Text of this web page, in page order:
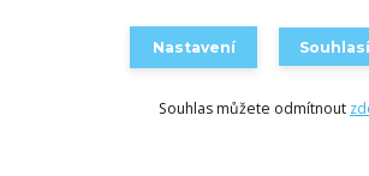
🎱 Kulečník jídelní 2v1
🛋️ Konferenční stůl 3v1
Nastavení
Souhlas můžete odmítnout